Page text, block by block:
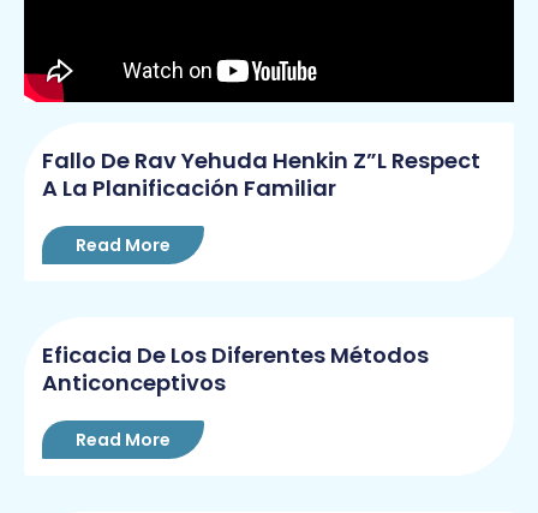
Fallo De Rav Yehuda Henkin Z”l Respect
A La Planificación Familiar
Read More
Eficacia De Los Diferentes Métodos
Anticonceptivos
Read More